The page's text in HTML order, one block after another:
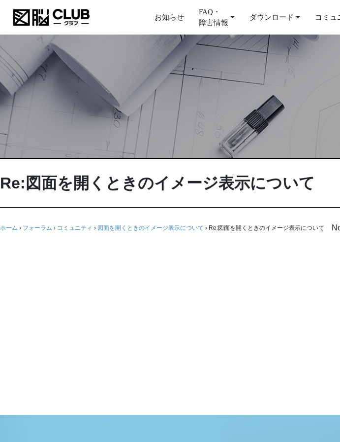
お知らせ
FAQ・
障害情報
ダウンロード コミュ
Re:図面を開くときのイメージ表示について
ホーム › フォーラム › コミュニティ › 図面を開くときのイメージ表示について › Re:図面を開くときのイメージ表示について